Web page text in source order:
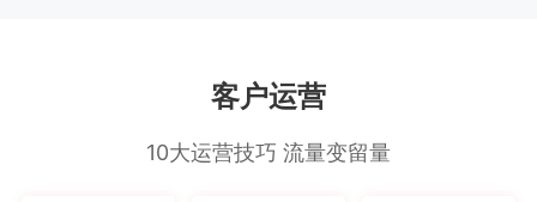
客户运营
10大运营技巧 流量变留量